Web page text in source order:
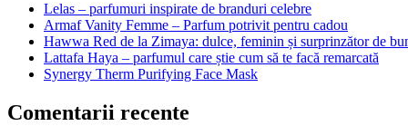
Lelas – parfumuri inspirate de branduri celebre
Armaf Vanity Femme – Parfum potrivit pentru cadou
Hawwa Red de la Zimaya: dulce, feminin și surprinzător de
Lattafa Haya – parfumul care știe cum să te facă remarcată
Synergy Therm Purifying Face Mask
Comentarii recente